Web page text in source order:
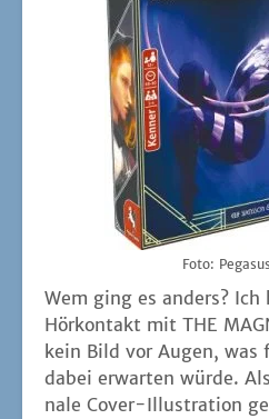
Foto:
Wem ging es anders?
Hör­kon­takt mit THE
kein Bild vor Augen, was
dabei erwar­ten wür­de.
na­le Cover-Illus­tra­ti­on